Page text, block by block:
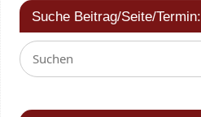
Suche Beitrag/Seite/Termin: